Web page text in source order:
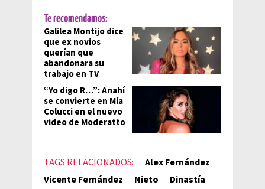
Te recomendamos:
Galilea Montijo dice
que ex novios
querían que
abandonara su
trabajo en TV
“Yo digo R…”: Anahí
se convierte en Mía
Colucci en el nuevo
video de Moderatto
TAGS RELACIONADOS:
Alex Fernández
Vicente Fernández
Nieto
Dinastía